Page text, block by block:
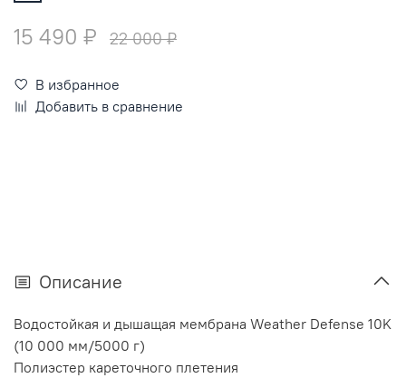
15 490 ₽ 22 000 ₽
В избранное
Добавить в сравнение
Описание
Водостойкая и дышащая мембрана Weather Defense 10K
(10 000 мм/5000 г)
Полиэстер кареточного плетения